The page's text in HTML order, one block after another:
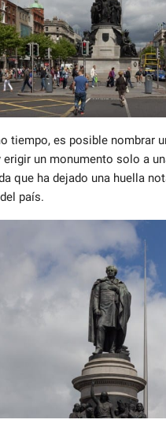
tiempo, es posible nombrar
erigir un monumento solo a
que ha dejado una huella
país.